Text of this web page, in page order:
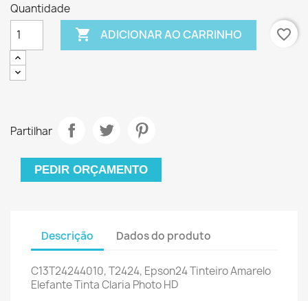
Quantidade
 ADICIONAR AO CARRINHO favorite_border
Partilhar
PEDIR ORÇAMENTO
Descrição Dados do produto
C13T24244010, T2424, Epson24 Tinteiro Amarelo
Elefante Tinta Claria Photo HD